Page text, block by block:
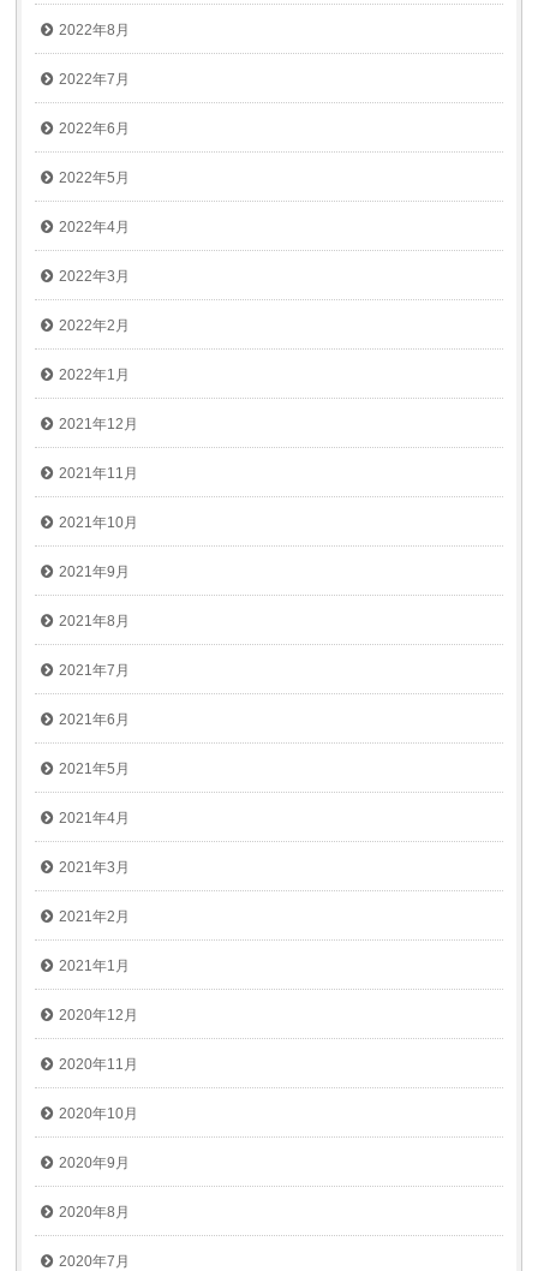
2022年8月
2022年7月
2022年6月
2022年5月
2022年4月
2022年3月
2022年2月
2022年1月
2021年12月
2021年11月
2021年10月
2021年9月
2021年8月
2021年7月
2021年6月
2021年5月
2021年4月
2021年3月
2021年2月
2021年1月
2020年12月
2020年11月
2020年10月
2020年9月
2020年8月
2020年7月